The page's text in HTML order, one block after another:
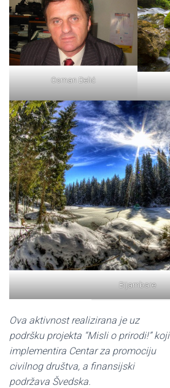
Osman Delić
Bijambare
Ova aktivnost realizirana je uz
podršku projekta “Misli o prirodi!” koji
implementira Centar za promociju
civilnog društva, a finansijski
podržava Švedska.